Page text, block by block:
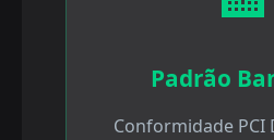
Padrão
Conformidade PCI